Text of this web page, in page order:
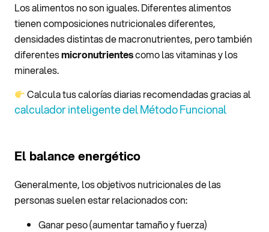
Los alimentos no son iguales. Diferentes alimentos
tienen composiciones nutricionales diferentes,
densidades distintas de macronutrientes, pero también
diferentesmicronutrientescomo las vitaminas y los
minerales.
Calcula tus calorías diarias recomendadas gracias al
calculador inteligente del Método Funcional
El balance energético
Generalmente, los objetivos nutricionales de las
personas suelen estar relacionados con:
Ganar peso (aumentar tamaño y fuerza)